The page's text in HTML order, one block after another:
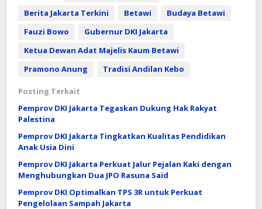
Berita Jakarta Terkini
Betawi
Budaya Betawi
Fauzi Bowo
Gubernur DKI Jakarta
Ketua Dewan Adat Majelis Kaum Betawi
Pramono Anung
Tradisi Andilan Kebo
Posting Terkait
Pemprov DKI Jakarta Tegaskan Dukung Hak Rakyat
Palestina
Pemprov DKI Jakarta Tingkatkan Kualitas Pendidikan
Anak Usia Dini
Pemprov DKI Jakarta Perkuat Jalur Pejalan Kaki dengan
Menghubungkan Dua JPO Rasuna Said
Pemprov DKI Optimalkan TPS 3R untuk Perkuat
Pengelolaan Sampah Jakarta